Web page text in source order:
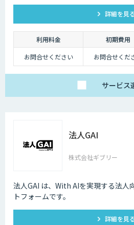
ト
・週次のサポートミー
ティング
詳細を見る
利用料金 初期費用
お問合せください
お問合せくだ
サービス
法人GAI
株式会社ギブリー
法人GAI は、With AIを実現する法人
トフォームです。
詳細を見る